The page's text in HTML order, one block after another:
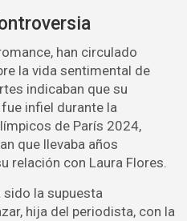
han circulado
la vida sentimental de
indicaban que su
infiel durante la
de París 2024,
que llevaba años
relación con Laura Flores.
la supuesta
hija del periodista, con la